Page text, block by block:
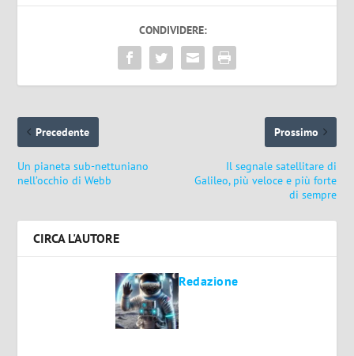
CONDIVIDERE:
Precedente
Un pianeta sub-nettuniano
nell’occhio di Webb
Prossimo
Il segnale satellitare di
Galileo, più veloce e più forte
di sempre
CIRCA L'AUTORE
Redazione